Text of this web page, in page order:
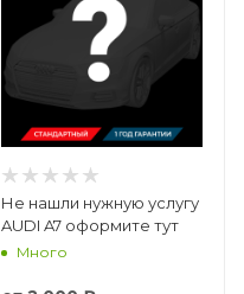
Не нашли нужную услугу
AUDI A7 оформите тут
Много